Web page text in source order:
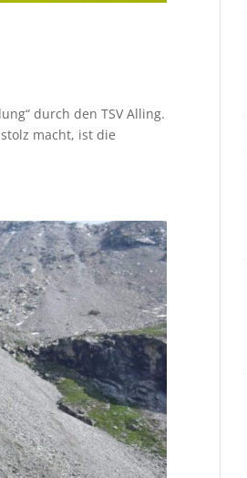
durch den TSV Alling.
macht, ist die